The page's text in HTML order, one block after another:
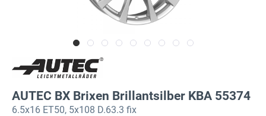
AUTEC BX Brixen Brillantsilber KBA 55374
6.5x16 ET50, 5x108 D.63.3 fix